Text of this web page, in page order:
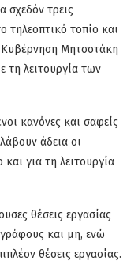
σχεδόν τρεις
τηλεοπτικό τοπίο και
Κυβέρνηση Μητσοτάκη
τη λειτουργία των
κανόνες και σαφείς
άδεια οι
για τη λειτουργία
θέσεις εργασίας
και μη, ενώ
θέσεις εργασίας.